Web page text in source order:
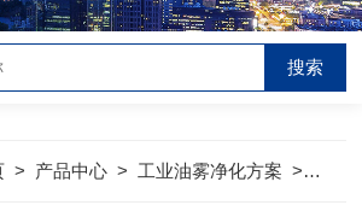
> 产品中心 > 工业油雾净化方案 > 工业